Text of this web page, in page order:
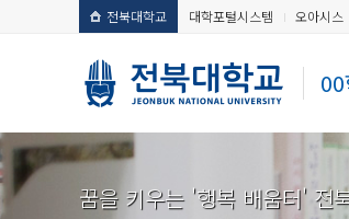
전북대학교 대학포털시스템 오아시스
꿈을 키우는 '행복 배움터' 전